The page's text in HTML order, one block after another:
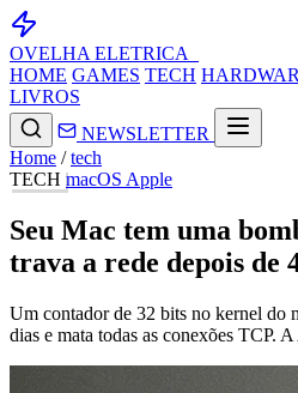
OVELHA ELETRICA_
HOME GAMES TECH
LIVROS
NEWSLETTER
Home / tech
TECH macOS Apple
Seu Mac tem uma
trava a rede depois de
Um contador de 32 bits no kernel do
dias e mata todas as conexões TCP.